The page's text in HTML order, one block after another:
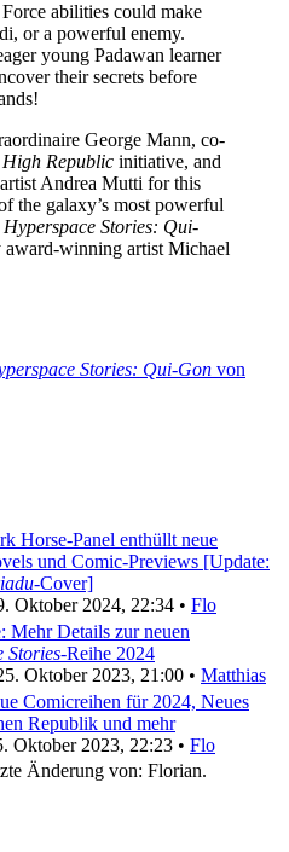
abilities could make
or a powerful enemy.
young Padawan learner
their secrets before
George Mann, co-
High Republic initiative, and
Andrea Mutti for this
the galaxy’s most powerful
Hyperspace Stories: Qui-
award-winning artist Michael
Stories: Qui-Gon von
Horse-Panel enthüllt neue
und Comic-Previews [Update:
-Cover]
Oktober 2024, 22:34 • Flo
Mehr Details zur neuen
Stories-Reihe 2024
Oktober 2023, 21:00 • Matthias
Comicreihen für 2024, Neues
Republik und mehr
Oktober 2023, 22:23 • Flo
Änderung von: Florian.